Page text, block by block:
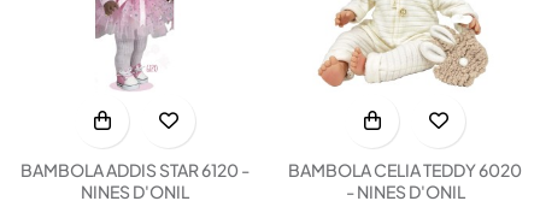
BAMBOLA ADDIS STAR 6120 -
NINES D'ONIL
BAMBOLA CELIA TEDDY 6020
- NINES D'ONIL